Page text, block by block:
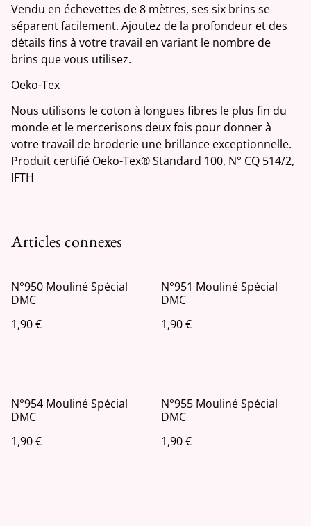
Vendu en échevettes de 8 mètres, ses six brins se
séparent facilement. Ajoutez de la profondeur et des
détails fins à votre travail en variant le nombre de
brins que vous utilisez.
Oeko-Tex
Nous utilisons le coton à longues fibres le plus fin du
monde et le mercerisons deux fois pour donner à
votre travail de broderie une brillance exceptionnelle.
Produit certifié Oeko-Tex® Standard 100, N° CQ 514/2,
IFTH
Articles connexes
N°950 Mouliné Spécial
DMC
1,90 €
N°951 Mouliné Spécial
DMC
1,90 €
N°954 Mouliné Spécial
DMC
1,90 €
N°955 Mouliné Spécial
DMC
1,90 €